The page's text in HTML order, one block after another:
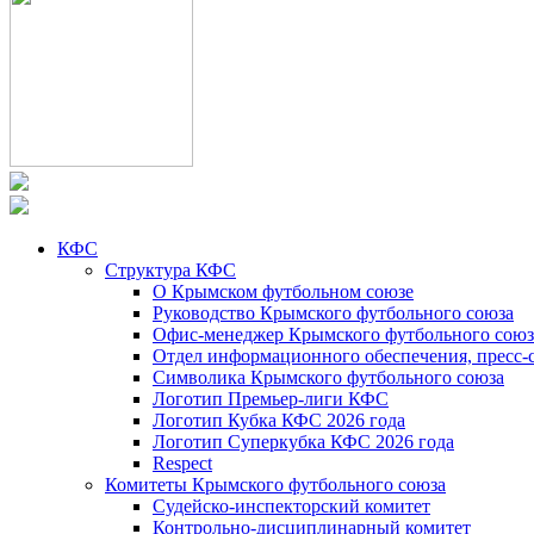
КФС
Структура КФС
О Крымском футбольном союзе
Руководство Крымского футбольного союза
Офис-менеджер Крымского футбольного
Отдел информационного обеспечения, пресс-
Символика Крымского футбольного союза
Логотип Премьер-лиги КФС
Логотип Кубка КФС 2026 года
Логотип Суперкубка КФС 2026 года
Respect
Комитеты Крымского футбольного союза
Судейско-инспекторский комитет
Контрольно-дисциплинарный комитет